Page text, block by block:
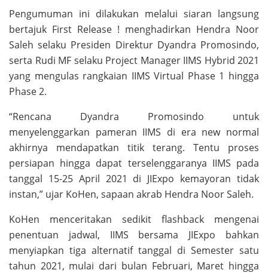
Pengumuman ini dilakukan melalui siaran langsung
bertajuk First Release ! menghadirkan Hendra Noor
Saleh selaku Presiden Direktur Dyandra Promosindo,
serta Rudi MF selaku Project Manager IIMS Hybrid 2021
yang mengulas rangkaian IIMS Virtual Phase 1 hingga
Phase 2.
“Rencana Dyandra Promosindo untuk
menyelenggarkan pameran IIMS di era new normal
akhirnya mendapatkan titik terang. Tentu proses
persiapan hingga dapat terselenggaranya IIMS pada
tanggal 15-25 April 2021 di JIExpo kemayoran tidak
instan,” ujar KoHen, sapaan akrab Hendra Noor Saleh.
KoHen menceritakan sedikit flashback mengenai
penentuan jadwal, IIMS bersama JIExpo bahkan
menyiapkan tiga alternatif tanggal di Semester satu
tahun 2021, mulai dari bulan Februari, Maret hingga